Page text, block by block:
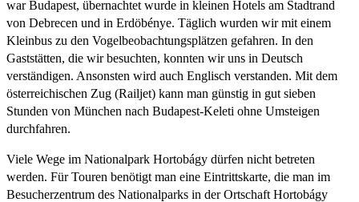
war Budapest, übernachtet wurde in kleinen Hotels am Stadtrand
von Debrecen und in Erdöbénye. Täglich wurden wir mit einem
Kleinbus zu den Vogelbeobachtungsplätzen gefahren. In den
Gaststätten, die wir besuchten, konnten wir uns in Deutsch
verständigen. Ansonsten wird auch Englisch verstanden. Mit dem
österreichischen Zug (Railjet) kann man günstig in gut sieben
Stunden von München nach Budapest-Keleti ohne Umsteigen
durchfahren.
Viele Wege im Nationalpark Hortobágy dürfen nicht betreten
werden. Für Touren benötigt man eine Eintrittskarte, die man im
Besucherzentrum des Nationalparks in der Ortschaft Hortobágy